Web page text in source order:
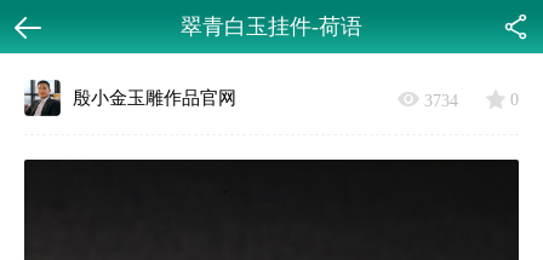
翠青白玉挂件-荷语
返回
殷小金玉雕作品官网
3734 0